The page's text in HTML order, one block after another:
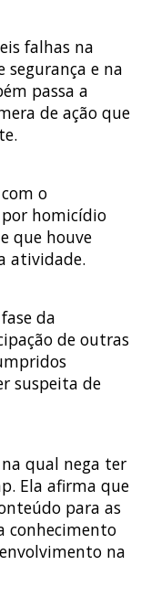
falhas na
segurança e na
passa a
de ação que
o
homicídio
que houve
atividade.
da
de outras
suspeita de
qual nega ter
Ela afirma que
para as
conhecimento
na